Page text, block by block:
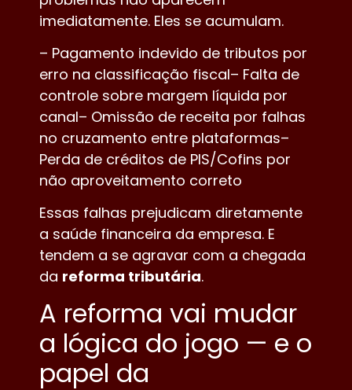
imediatamente. Eles se acumulam.
– Pagamento indevido de tributos por
erro na classificação fiscal– Falta de
controle sobre margem líquida por
canal– Omissão de receita por falhas
no cruzamento entre plataformas–
Perda de créditos de PIS/Cofins por
não aproveitamento correto
Essas falhas prejudicam diretamente
a saúde financeira da empresa. E
tendem a se agravar com a chegada
da reforma tributária.
A reforma vai mudar
a lógica do jogo — e o
papel da